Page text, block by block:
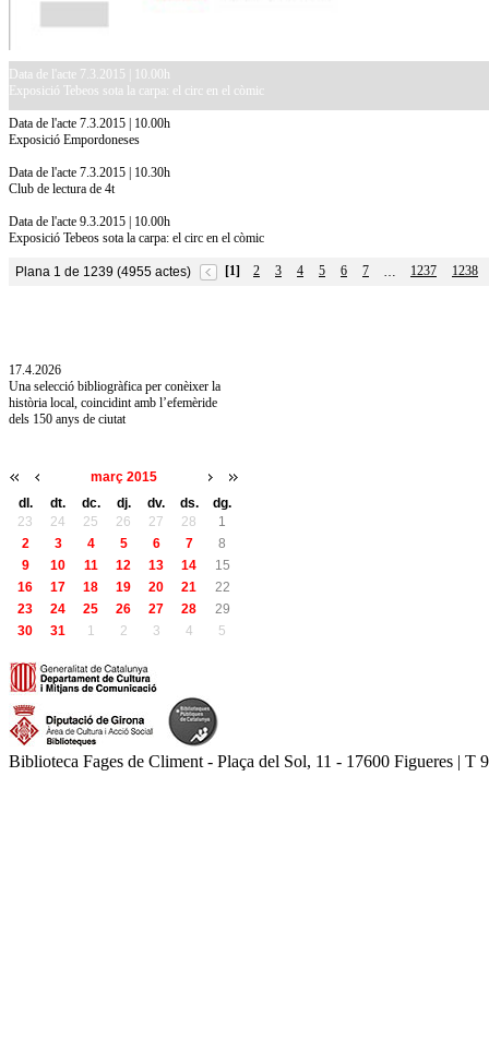
Data de l'acte 7.3.2015 | 10.00h
Exposició Tebeos sota la carpa: el circ en el còmic
Data de l'acte 7.3.2015 | 10.00h
Exposició Empordoneses
Data de l'acte 7.3.2015 | 10.30h
Club de lectura de 4t
Data de l'acte 9.3.2015 | 10.00h
Exposició Tebeos sota la carpa: el circ en el còmic
Plana 1 de 1239 (4955 actes) [1] 2 3 4 5 6 7 … 1237
1238
17.4.2026
Una selecció bibliogràfica per conèixer la
història local, coincidint amb l’efemèride
dels 150 anys de ciutat
març 2015
dl.
dt. dc. dj. dv. ds.
dg.
23
24 25 26 27 28
1
2
3 4 5 6 7
8
9
10 11 12 13 14
15
16
17 18 19 20 21
22
23
24 25 26 27 28
29
30
31 1 2 3 4 5
Biblioteca Fages de Climent - Plaça del Sol, 11 - 17600 Figueres |